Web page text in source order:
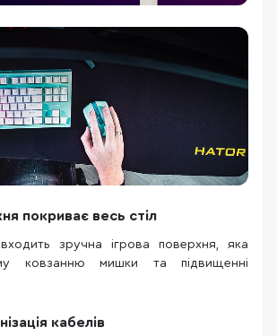
покриває весь стіл
зручна ігрова поверхня, яка
ковзанню мишки та підвищенні
кабелів